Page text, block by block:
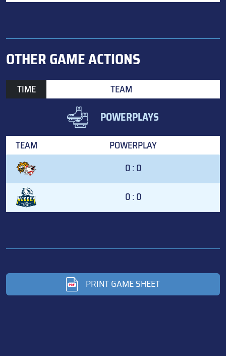
OTHER GAME ACTIONS
TIME TEAM
POWERPLAYS
TEAM
POWERPLAY
0 : 0
0 : 0
PRINT GAME SHEET